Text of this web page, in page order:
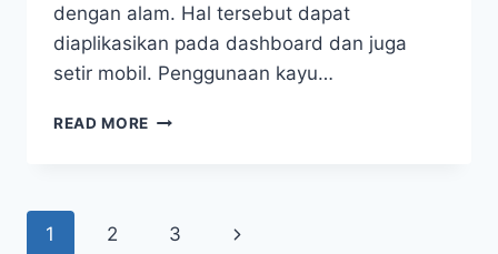
dengan alam. Hal tersebut dapat
diaplikasikan pada dashboard dan juga
setir mobil. Penggunaan kayu…
READ MORE PRODUSEN
YANG
Page
1 2 3 Next